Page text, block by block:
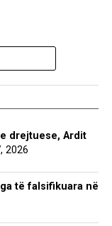
drejtuese, Ardit
2026
të falsifikuara në